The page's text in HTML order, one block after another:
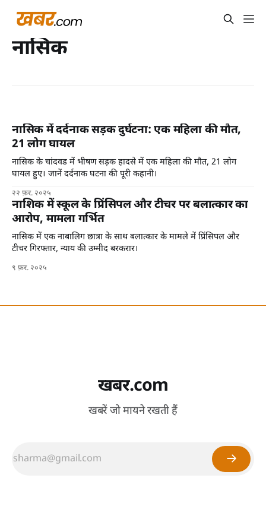
नासिक
नासिक में दर्दनाक सड़क दुर्घटना: एक महिला की मौत,
21 लोग घायल
नासिक के चांदवड में भीषण सड़क हादसे में एक महिला की मौत, 21 लोग
घायल हुए। जानें दर्दनाक घटना की पूरी कहानी।
२२ फ़र. २०२५
नाशिक में स्कूल के प्रिंसिपल और टीचर पर बलात्कार का
आरोप, मामला गर्भित
नासिक में एक नाबालिग छात्रा के साथ बलात्कार के मामले में प्रिंसिपल और
टीचर गिरफ्तार, न्याय की उम्मीद बरकरार।
९ फ़र. २०२५
खबर.com
खबरें जो मायने रखती हैं